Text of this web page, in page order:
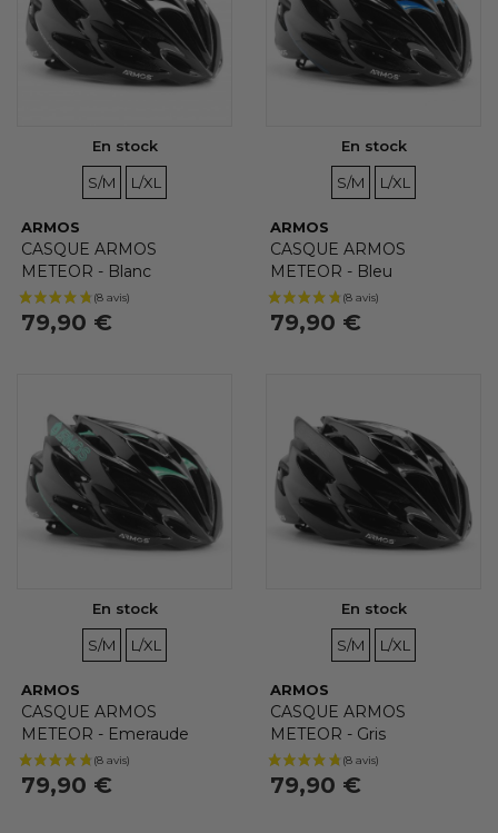
En stock
TAILLES
S/M
TAILLES
L/XL
ARMOS
CASQUE ARMOS
METEOR - Blanc
79,90 €
En stock
TAILLES
S/M
TAILLES
L/XL
ARMOS
CASQUE ARMOS
METEOR - Bleu
79,90 €
En stock
TAILLES
S/M
TAILLES
L/XL
ARMOS
CASQUE ARMOS
METEOR - Emeraude
79,90 €
En stock
TAILLES
S/M
TAILLES
L/XL
ARMOS
CASQUE ARMOS
METEOR - Gris
79,90 €